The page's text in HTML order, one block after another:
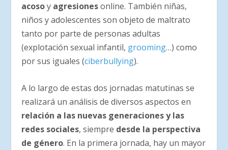
acosoy agresionesonline. También niñas,
niños y adolescentes son objeto de maltrato
tanto por parte de personas adultas
(explotación sexual infantil, grooming…) como
por sus iguales (ciberbullying).
A lo largo de estas dos jornadas matutinas se
realizará un análisis de diversos aspectos en
relación a las nuevas generaciones y las
redes sociales, siempre desde la perspectiva
de género. En la primera jornada, hay un mayor